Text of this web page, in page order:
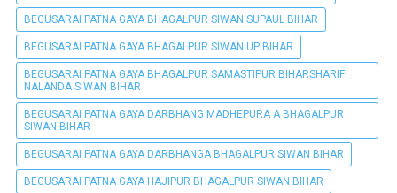
BEGUSARAI PATNA GAYA BHAGALPUR SIWAN SUPAUL BIHAR
BEGUSARAI PATNA GAYA BHAGALPUR SIWAN UP BIHAR
BEGUSARAI PATNA GAYA BHAGALPUR SAMASTIPUR BIHARSHARIF
NALANDA SIWAN BIHAR
BEGUSARAI PATNA GAYA DARBHANG MADHEPURA A BHAGALPUR
SIWAN BIHAR
BEGUSARAI PATNA GAYA DARBHANGA BHAGALPUR SIWAN BIHAR
BEGUSARAI PATNA GAYA HAJIPUR BHAGALPUR SIWAN BIHAR